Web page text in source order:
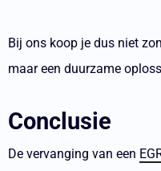
Bij ons koop je dus niet
maar een duurzame
Conclusie
De vervanging van een